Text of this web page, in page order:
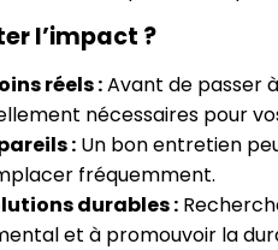
l’impact ?
réels :Avant de passer
nécessaires pour
: Un bon entretien
fréquemment.
durables :
et à promouvoir la